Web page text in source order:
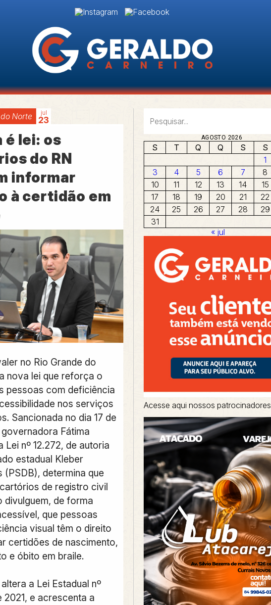
Norte 23
jul
é lei: os
do RN
informar
à certidão em
no Rio Grande do
nova lei que reforça o
pessoas com deficiência
nos serviços
Sancionada no dia 17 de
Fátima
Lei nº 12.272, de autoria
estadual Kleber
(PSDB), determina que
de registro civil
divulguem, de forma
que pessoas
visual têm o direito
certidões de nascimento,
e óbito em braile.
a Lei Estadual nº
2021, e acrescenta a
AGOSTO 2026
S T Q Q S S
1
3
4 5 6 7 8
10
11 12 13 14 15
17
18 19 20 21 22
24
25 26 27 28 29
31
« jul
Acesse aqui nossos patrocinadores